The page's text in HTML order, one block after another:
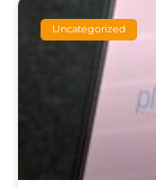
Uncategorized